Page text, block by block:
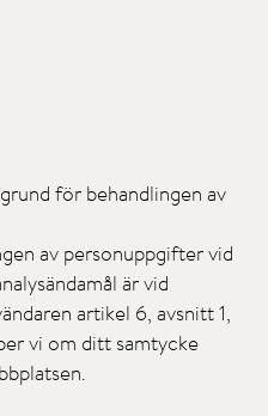
för behandlingen av
av personuppgifter vid
är vid
artikel 6, avsnitt 1,
vi om ditt samtycke